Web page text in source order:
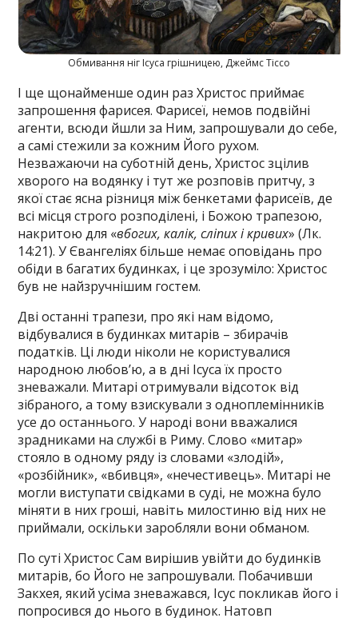
Обмивання ніг Ісуса грішницею, Джеймс Тіссо
І ще щонайменше один раз Христос приймає
запрошення фарисея. Фарисеї, немов подвійні
агенти, всюди йшли за Ним, запрошували до себе,
а самі стежили за кожним Його рухом.
Незважаючи на суботній день, Христос зцілив
хворого на водянку і тут же розповів притчу, з
якої стає ясна різниця між бенкетами фарисеїв, де
всі місця строго розподілені, і Божою трапезою,
накритою для «вбогих, калік, сліпих і кривих» (Лк.
14:21). У Євангеліях більше немає оповідань про
обіди в багатих будинках, і це зрозуміло: Христос
був не найзручнішим гостем.
Дві останні трапези, про які нам відомо,
відбувалися в будинках митарів – збирачів
податків. Ці люди ніколи не користувалися
народною любов’ю, а в дні Ісуса їх просто
зневажали. Митарі отримували відсоток від
зібраного, а тому взискували з одноплемінників
усе до останнього. У народі вони вважалися
зрадниками на службі в Риму. Слово «митар»
стояло в одному ряду із словами «злодій»,
«розбійник», «вбивця», «нечестивець». Митарі не
могли виступати свідками в суді, не можна було
міняти в них гроші, навіть милостиню від них не
приймали, оскільки заробляли вони обманом.
По суті Христос Сам вирішив увійти до будинків
митарів, бо Його не запрошували. Побачивши
Закхея, який усіма зневажався, Ісус покликав його і
попросився до нього в будинок. Натовп